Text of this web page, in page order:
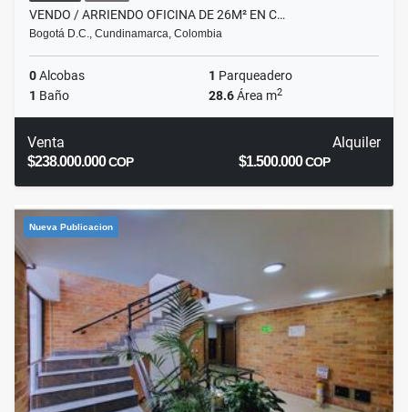
VENDO / ARRIENDO OFICINA DE 26M² EN C…
Bogotá D.C., Cundinamarca, Colombia
0Alcobas 1 Parqueadero
1 Baño 28.6Área m2
Venta
$238.000.000COP
Alquiler
$1.500.000COP
Nueva Publicacion